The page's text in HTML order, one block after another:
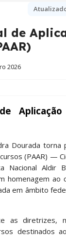
de
2026
Dourada torna
(PAAR) —
Nacional Aldir
homenagem ao
em âmbito
as diretrizes,
destinados